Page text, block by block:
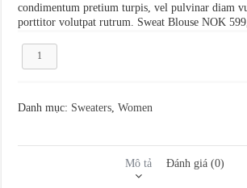
condimentum pretium turpis, vel pulvinar diam
porttitor volutpat rutrum. Sweat Blouse NOK
Sweat
lượng
Danh mục: Sweaters,Women
Mô tả Đánh giá (0)